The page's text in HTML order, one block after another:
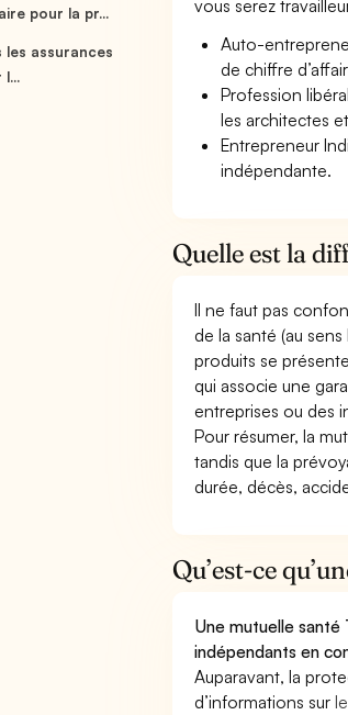
pour la pr...
assurances
vous serez
Auto-
de chiffre
Profession
les architectes
Entrepreneur
indépendante.
Quelle est la
Il ne faut pas
de la santé (au
produits se
qui associe une
entreprises ou des
Pour résumer, la
tandis que la
durée, décès,
Qu’est-ce
Une mutuelle santé
indépendants en
Auparavant, la
d’informations sur